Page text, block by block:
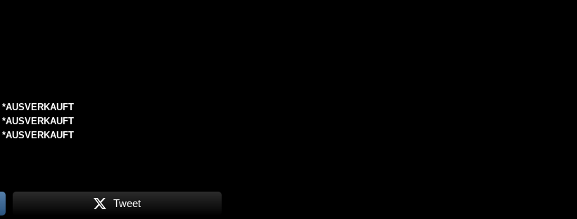
*AUSVERKAUFT
*AUSVERKAUFT
*AUSVERKAUFT
Tweet